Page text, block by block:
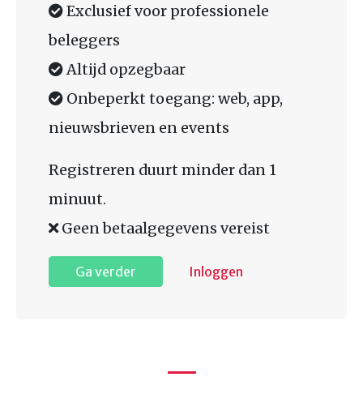
Exclusief voor professionele
beleggers
Altijd opzegbaar
Onbeperkt toegang: web, app,
nieuwsbrieven en events
Registreren duurt minder dan 1
minuut.
Geen betaalgegevens vereist
Ga verder Inloggen